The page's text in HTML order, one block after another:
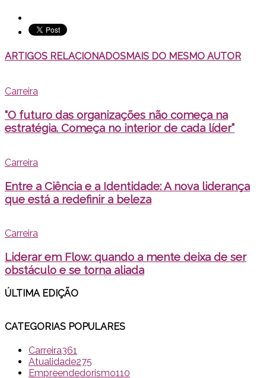
ARTIGOS RELACIONADOSMAIS DO MESMO AUTOR
Carreira
“O futuro das organizações não começa na
estratégia. Começa no interior de cada líder”
Carreira
Entre a Ciência e a Identidade: A nova liderança
que está a redefinir a beleza
Carreira
Liderar em Flow: quando a mente deixa de ser
obstáculo e se torna aliada
ÚLTIMA EDIÇÃO
CATEGORIAS POPULARES
Carreira361
Atualidade275
Empreendedorismo110